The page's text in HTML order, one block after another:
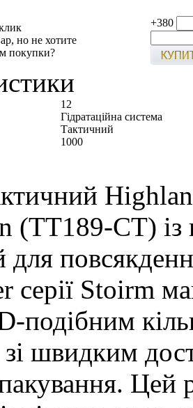
но не хотите
покупки?
+380
12
Гідратаційна система
Тактичний
1000
(TT189-CT) із
для
серії Stoirm
D-подібним
зі швидким
Цей